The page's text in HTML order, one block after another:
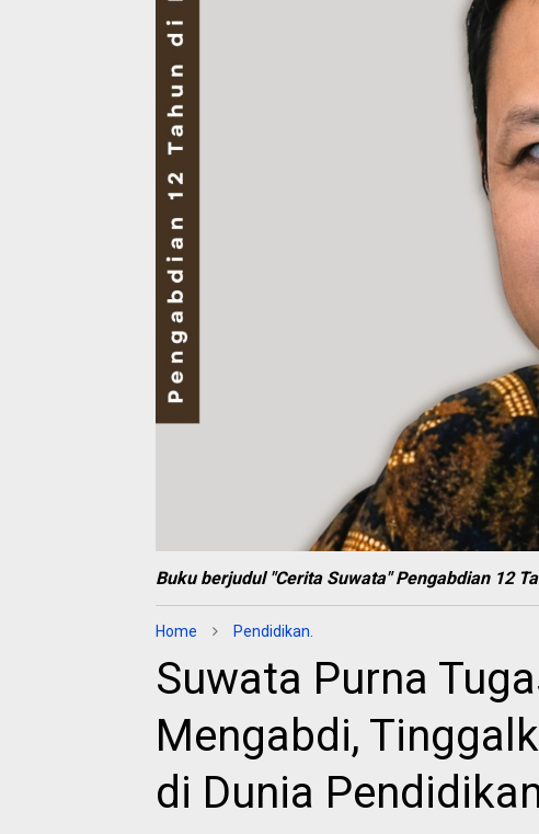
Buku berjudul "Cerita Suwata" Pengabdian 12
Home Pendidikan.
Suwata Purna
Mengabdi,
di Dunia